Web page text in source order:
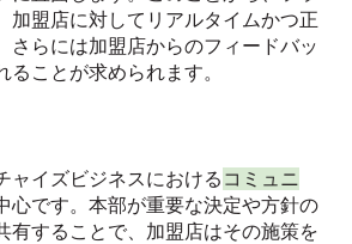
加盟店に対してリアルタイムかつ正
さらには加盟店からのフィードバッ
ることが求められます。
ャイズビジネスにおける コミュニ
心です。本部が重要な決定や方針の
有することで、加盟店はその施策を